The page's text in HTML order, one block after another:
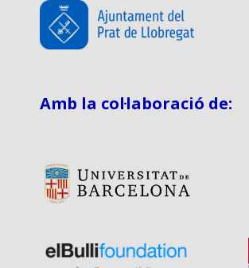
Amb la col·laboració de: